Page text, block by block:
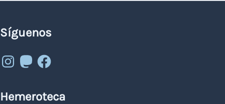
Síguenos
Instagram
MastodonFacebook
Hemeroteca